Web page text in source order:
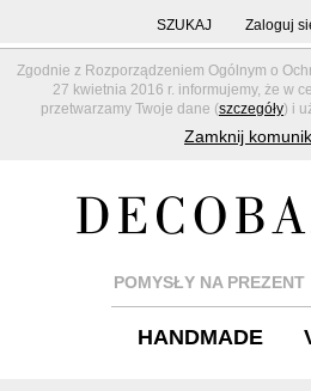
Zgodnie z Rozporządzeniem Ogólnym o
27 kwietnia 2016 r. informujemy, że w
przetwarzamy Twoje dane (szczegóły) i
Zamknij
SZUKAJ Zaloguj
POMYSŁY NA PREZENT
HANDMADE